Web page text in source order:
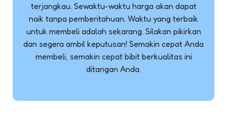
terjangkau. Sewaktu-waktu harga akan dapat
naik tanpa pemberitahuan. Waktu yang terbaik
untuk membeli adalah sekarang. Silakan pikirkan
dan segera ambil keputusan! Semakin cepat Anda
membeli, semakin cepat bibit berkualitas ini
ditangan Anda.